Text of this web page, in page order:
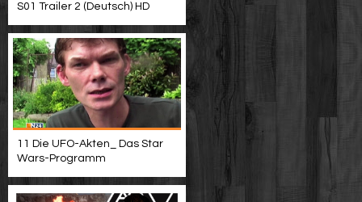
S01 Trailer 2 (Deutsch) HD
11 Die UFO-Akten_ Das Star
Wars-Programm